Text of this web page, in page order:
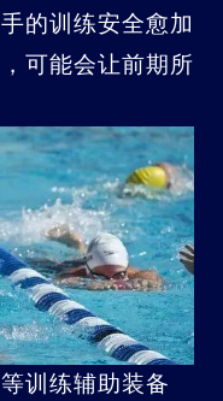
的训练安全愈加
可能会让前期所
训练辅助装备